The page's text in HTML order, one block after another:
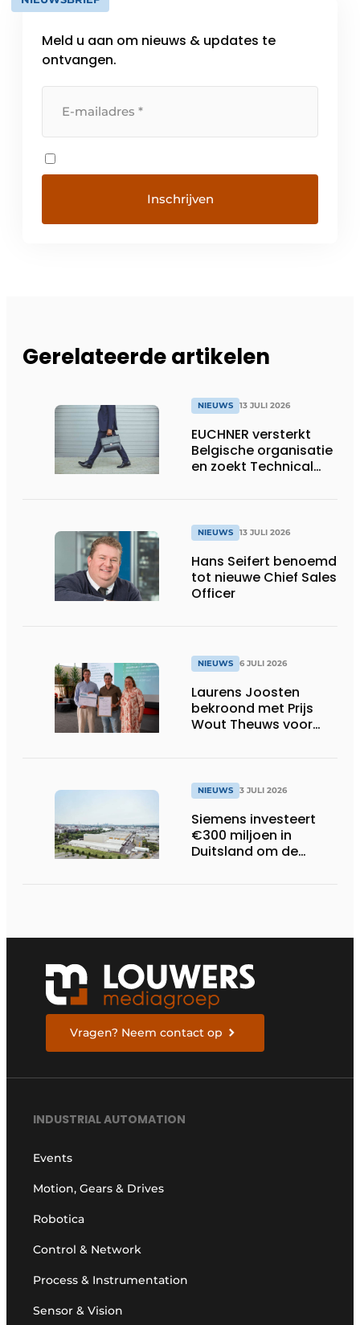
Meld u aan om nieuws & updates te
ontvangen.
Gerelateerde artikelen
NIEUWS 13 JULI 2026
EUCHNER versterkt
Belgische organisatie
en zoekt Technical
NIEUWS 13 JULI 2026
Hans Seifert benoemd
tot nieuwe Chief Sales
Officer
NIEUWS 6 JULI 2026
Laurens Joosten
bekroond met Prijs
Wout Theuws voor
NIEUWS 3 JULI 2026
Siemens investeert
€300 miljoen in
Duitsland om de
Vragen? Neem contact op
INDUSTRIAL AUTOMATION
Events
Motion, Gears & Drives
Robotica
Control & Network
Process & Instrumentation
Sensor & Vision